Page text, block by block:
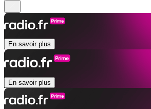
En savoir plus
En savoir plus